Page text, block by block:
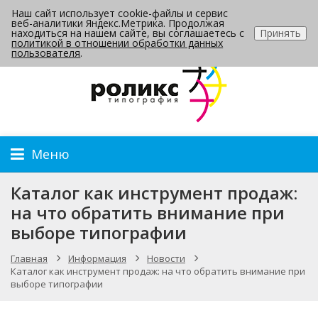
Контакты
Меню
Каталог как инструмент продаж:
на что обратить внимание при
выборе типографии
Главная Информация
Новости
Каталог как инструмент продаж: на что обратить внимание при
выборе типографии
Наш сайт использует cookie-файлы и сервис
веб-аналитики Яндекс.Метрика. Продолжая
находиться на нашем сайте, вы соглашаетесь с
политикой в отношении обработки данных
пользователя.
Принять